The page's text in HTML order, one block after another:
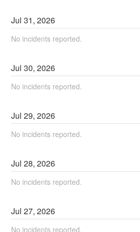
Jul31,2026
No incidents reported.
Jul30,2026
No incidents reported.
Jul29,2026
No incidents reported.
Jul28,2026
No incidents reported.
Jul27,2026
No incidents reported.